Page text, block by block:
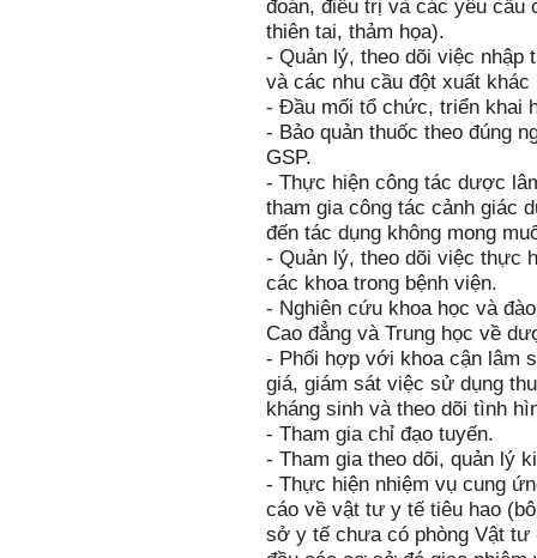
đoán, điều trị và các yêu cầu
thiên tai, thảm họa).
- Quản lý, theo dõi việc nhập
và các nhu cầu đột xuất
- Đầu mối tổ chức, triển khai
- Bảo quản thuốc theo đúng
GSP.
- Thực hiện công tác dược
tham gia công tác cảnh giác
đến tác dụng không mong
- Quản lý, theo dõi việc thực
các khoa trong bệnh viện.
- Nghiên cứu khoa học và
Cao đẳng và Trung học về
- Phối hợp với khoa cận lâm
giá, giám sát việc sử dụng
kháng sinh và theo dõi tình
- Tham gia chỉ đạo tuyến.
- Tham gia theo dõi, quản lý
- Thực hiện nhiệm vụ cung
cáo về vật tư y tế tiêu hao
sở y tế chưa có phòng Vật